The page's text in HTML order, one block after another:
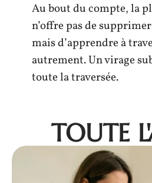
Au bout du compte, la
n’offre pas de
mais d’apprendre à
autrement. Un virage
toute la traversée.
TOUTE